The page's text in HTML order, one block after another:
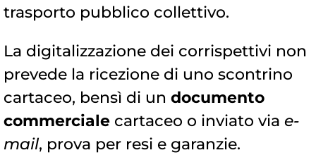
trasporto pubblico collettivo.
La digitalizzazione dei corrispettivi non
prevede la ricezione di uno scontrino
cartaceo, bensì di un documento
commerciale cartaceo o inviato via e-
mail, prova per resi e garanzie.